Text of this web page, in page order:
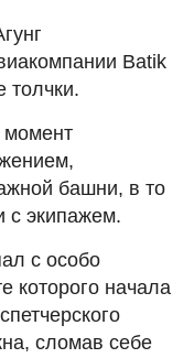
Batik
толчки.
момент
башни, в то
с экипажем.
с особо
которого начала
сломав себе